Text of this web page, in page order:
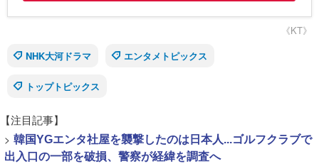
《KT》
NHK大河ドラマ
エンタメトピックス
トップトピックス
【注目記事】
> 韓国YGエンタ社屋を襲撃したのは日本人...ゴルフクラブで
出入口の一部を破損、警察が経緯を調査へ